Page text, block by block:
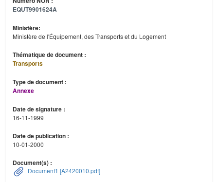
EQUT9901624A
Ministère:
Ministère de l'Équipement, des Transports et du Logement
Thématique de document :
Transports
Type de document :
Annexe
Date de signature :
16-11-1999
Date de publication :
10-01-2000
Document(s) :
Document1 [A2420010.pdf]